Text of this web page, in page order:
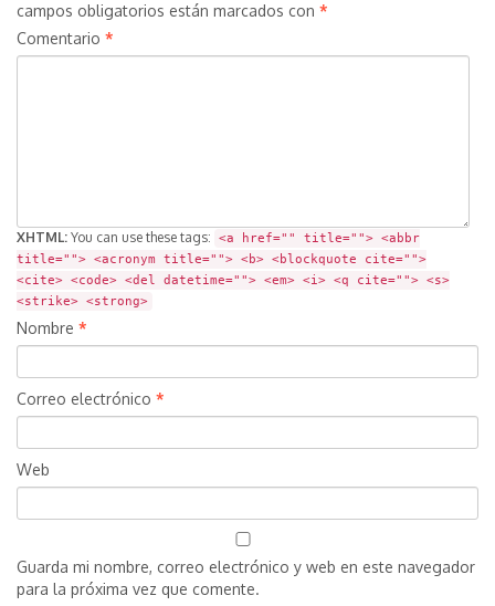
campos obligatorios están marcados con *
Comentario *
XHTML: You can use these tags:
<a href="" title=""> <abbr
title=""> <acronym title=""> <b> <blockquote cite="">
<cite> <code> <del datetime=""> <em> <i> <q cite=""> <s>
<strike> <strong>
Nombre *
Correo electrónico *
Web
Guarda mi nombre, correo electrónico y web en este navegador
para la próxima vez que comente.